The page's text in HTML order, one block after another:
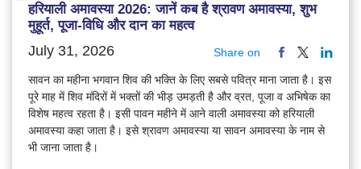
हरियाली अमावस्या 2026: जानें कब है श्रावण अमावस्या, शुभ
मुहूर्त, पूजा-विधि और दान का महत्व
July 31, 2026 Share on
सावन का महीना भगवान शिव की भक्ति के लिए सबसे पवित्र माना जाता है। इस
पूरे माह में शिव मंदिरों में भक्तों की भीड़ उमड़ती है और व्रत, पूजा व अभिषेक का
विशेष महत्व रहता है। इसी पावन महीने में आने वाली अमावस्या को हरियाली
अमावस्या कहा जाता है। इसे श्रावण अमावस्या या सावन अमावस्या के नाम से
भी जाना जाता है।